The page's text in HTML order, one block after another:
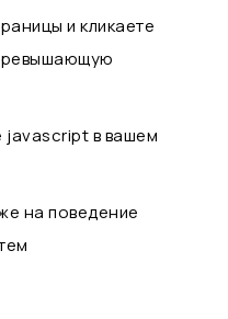
и кликаете
javascript в вашем
на поведение